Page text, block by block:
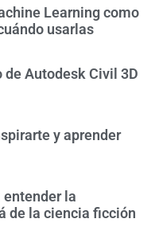
Learning como
usarlas
Autodesk Civil 3D
y aprender
entender la
de la ciencia ficción